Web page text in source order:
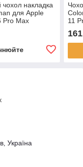
чохол накладка
для Apple
Pro Max
11
161
Україна